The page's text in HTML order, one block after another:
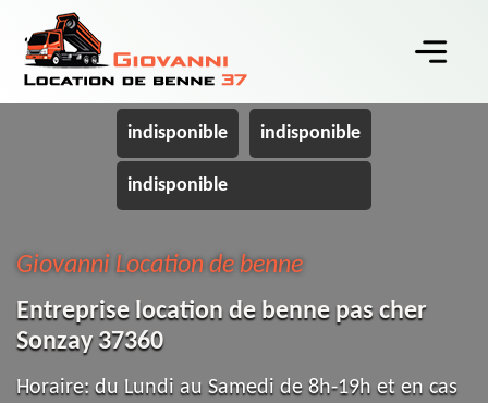
indisponible indisponible
indisponible
Giovanni Location de benne
Entreprise location de benne pas cher
Sonzay 37360
Horaire: du Lundi au Samedi de 8h-19h et en cas